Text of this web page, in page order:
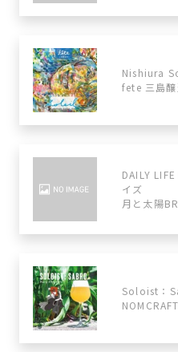
Nishiura
fete 三島
DAILY
イズ
月と太陽
Soloist：